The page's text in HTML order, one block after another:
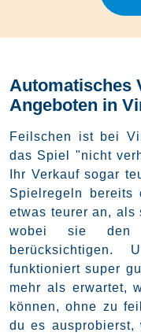
Automatisches
Angeboten in
Feilschen ist bei
das Spiel "nicht
Ihr Verkauf sogar
Spielregeln bereits
etwas teurer an, als
wobei sie den
funktioniert super
mehr als erwartet,
können, ohne zu
du es